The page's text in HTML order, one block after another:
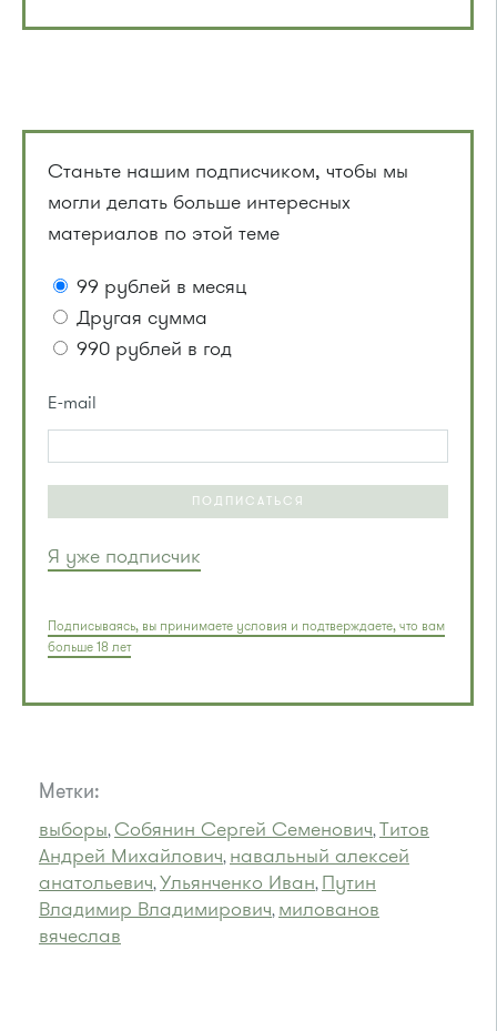
Станьте нашим подписчиком, чтобы мы
могли делать больше интересных
материалов по этой теме
99 рублей в месяц
Другая сумма
990 рублей в год
E-mail
ПОДПИСАТЬСЯ
Я уже подписчик
Подписываясь, вы принимаете условия и подтверждаете, что вам
больше 18 лет
Метки:
выборы,Собянин Сергей Семенович,Титов
Андрей Михайлович, навальный алексей
анатольевич,Ульянченко Иван, Путин
Владимир Владимирович, милованов
вячеслав